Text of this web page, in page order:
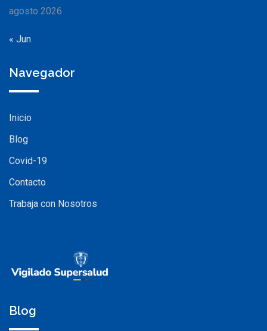
agosto 2026
« Jun
Navegador
Inicio
Blog
Covid-19
Contacto
Trabaja con Nosotros
Blog